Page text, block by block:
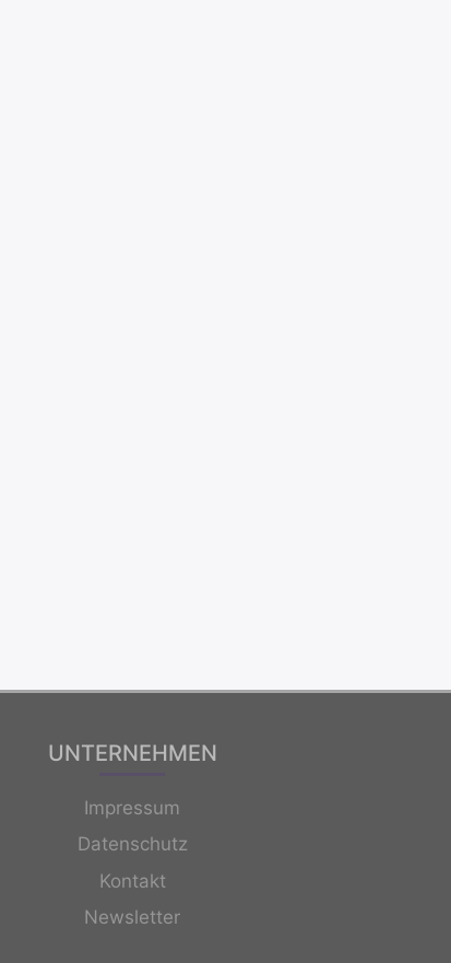
UNTERNEHMEN
Impressum
Datenschutz
Kontakt
Newsletter